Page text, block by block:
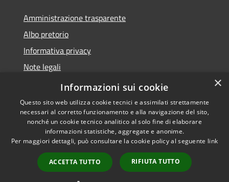
Amministrazione trasparente
Albo pretorio
Informativa privacy
Note legali
Dichiarazione di accessibilità
Accessibilità
Copyright © 2026 • Comune di
Montano Lucino • Powered by
Municipium•
Accesso
redazione
×
Informazioni sui cookie
Questo sito web utilizza cookie tecnici e assimilati strettamente
necessari al corretto funzionamento e alla navigazione del sito,
nonché un cookie tecnico analitico al solo fine di elaborare
informazioni statistiche, aggregate e anonime.
Per maggiori dettagli, può consultare la cookie policy al seguente link
ACCETTA TUTTO RIFIUTA TUTTO